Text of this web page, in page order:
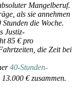
Mangelberuf.
als sie annehmen
die Woche.
Justiz­
85 € pro
die Zeit bei
40-Stunden-
€ zusammen.